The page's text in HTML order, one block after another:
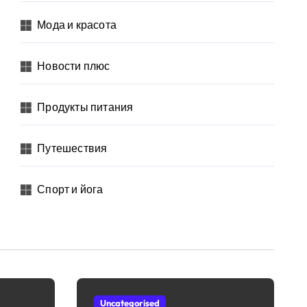
Мода и красота
Новости плюс
Продукты питания
Путешествия
Спорт и йога
Uncategorised